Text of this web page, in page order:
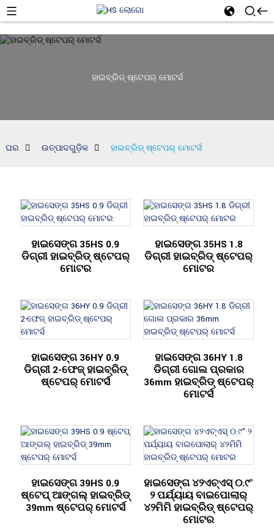
ହାଇବ୍ରିଡ୍ ଷ୍ଟେପର୍ ମୋଟର୍ସ
ଘର ଉତ୍ପାଦଗୁଡ଼ିକ ହାଇବ୍ରିଡ୍ ଷ୍ଟେପର୍ ମୋଟର୍ସ
ହାଇସେଙ୍ଗ 35HS 0.9
ଡିଗ୍ରୀ ହାଇବ୍ରିଡ୍ ଷ୍ଟେପର୍
ମୋଟର
ହାଇସେଙ୍ଗ 35HS 1.8
ଡିଗ୍ରୀ ହାଇବ୍ରିଡ୍ ଷ୍ଟେପର୍
ମୋଟର
ହାଇସେଙ୍ଗ 36HY 0.9
ଡିଗ୍ରୀ 2-ଫେଜ୍ ହାଇବ୍ରିଡ୍
ଷ୍ଟେପର୍ ମୋଟର୍ସ
ହାଇସେଙ୍ଗ 36HY 1.8
ଡିଗ୍ରୀ ଗୋଲ ପ୍ରକାର
36mm ହାଇବ୍ରିଡ୍ ଷ୍ଟେପର୍
ମୋଟର୍ସ
ହାଇସେଙ୍ଗ 39HS 0.9
ଷ୍ଟେପ୍ ଆଙ୍ଗଲ୍ ହାଇବ୍ରିଡ୍
39mm ଷ୍ଟେପର୍ ମୋଟର୍ସ
ହାଇସେଙ୍ଗ ୪୨ଏଚ୍ଏସ୍ ୦.୯°
୨ ପର୍ଯ୍ୟାୟ ବାଇପୋଲାର୍
୪୨ମିମି ହାଇବ୍ରିଡ୍ ଷ୍ଟେପର୍
ମୋଟର